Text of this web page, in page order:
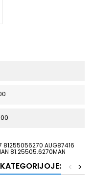
AUG87416
81.25505.6270MAN
>
<